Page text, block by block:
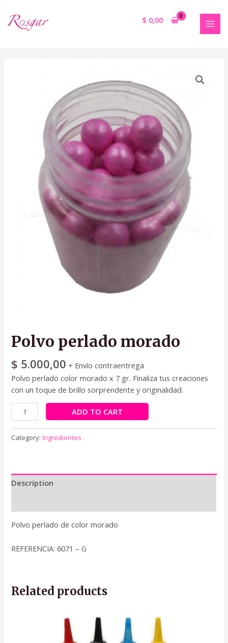
$ 0,00
Polvo perlado morado
$ 5.000,00 + Envío contraentrega
Polvo perlado color morado x 7 gr. Finaliza tus creaciones
con un toque de brillo sorprendente y originalidad.
ADD TO CART
Category:Ingredientes
Description
Polvo perlado de color morado
REFERENCIA: 6071 – G
Related products